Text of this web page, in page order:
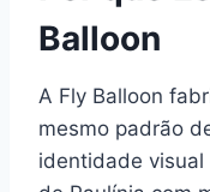
Balloon
A Fly Balloon
mesmo padrão
identidade